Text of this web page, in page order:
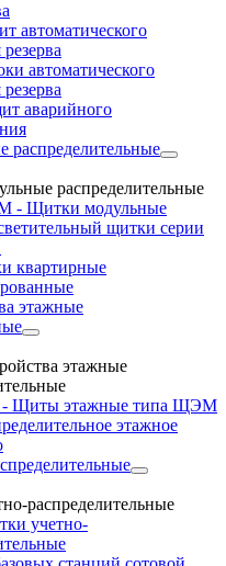
автоматического
автоматического
аварийного
распределительные
Щитки модульные
щитки серии
квартирные
этажные
этажные
этажные типа ЩЭМ
этажное
распределительные
учетно-